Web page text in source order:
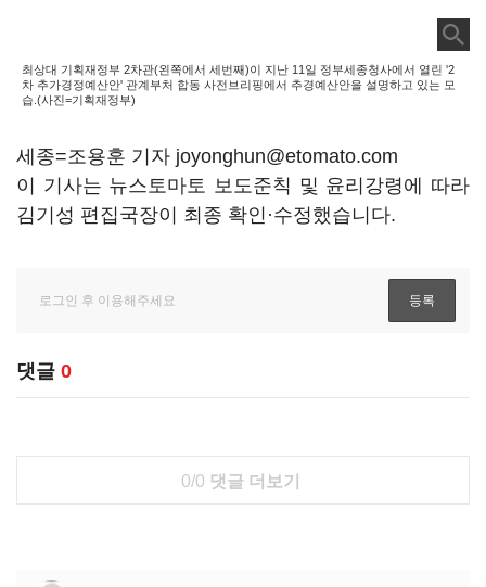
최상대 기획재정부 2차관(왼쪽에서 세번째)이 지난 11일 정부세종청사에서 열린 '2
차 추가경정예산안' 관계부처 합동 사전브리핑에서 추경예산안을 설명하고 있는 모
습.(사진=기획재정부)
세종=조용훈 기자 joyonghun@etomato.com
이 기사는 뉴스토마토 보도준칙 및 윤리강령에 따라
김기성 편집국장이 최종 확인·수정했습니다.
댓글 0
0/0 댓글 더보기